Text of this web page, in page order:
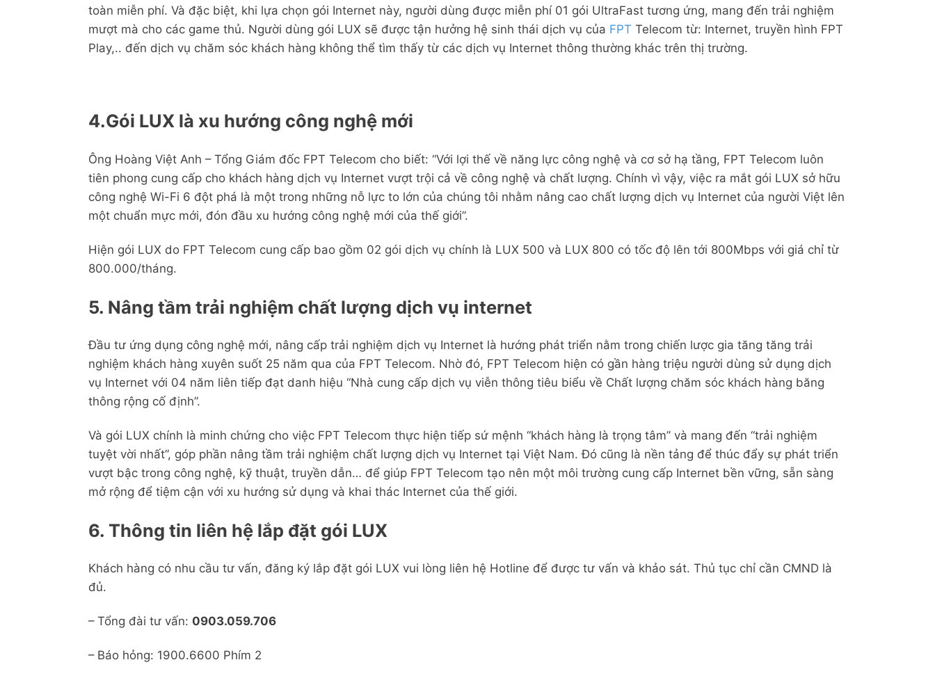
toàn miễn phí. Và đặc biệt, khi lựa chọn gói Internet này, người dùng được miễn phí 01 gói UltraFast tương ứng, mang đến trải nghiệm
mượt mà cho các game thủ. Người dùng gói LUX sẽ được tận hưởng hệ sinh thái dịch vụ của FPT Telecom từ: Internet, truyền hình FPT
Play,.. đến dịch vụ chăm sóc khách hàng không thể tìm thấy từ các dịch vụ Internet thông thường khác trên thị trường.
4.Gói LUX là xu hướng công nghệ mới
Ông Hoàng Việt Anh – Tổng Giám đốc FPT Telecom cho biết: “Với lợi thế về năng lực công nghệ và cơ sở hạ tầng, FPT Telecom luôn
tiên phong cung cấp cho khách hàng dịch vụ Internet vượt trội cả về công nghệ và chất lượng. Chính vì vậy, việc ra mắt gói LUX sở hữu
công nghệ Wi-Fi 6 đột phá là một trong những nỗ lực to lớn của chúng tôi nhằm nâng cao chất lượng dịch vụ Internet của người Việt lên
một chuẩn mực mới, đón đầu xu hướng công nghệ mới của thế giới”.
Hiện gói LUX do FPT Telecom cung cấp bao gồm 02 gói dịch vụ chính là LUX 500 và LUX 800 có tốc độ lên tới 800Mbps với giá chỉ từ
800.000/tháng.
5. Nâng tầm trải nghiệm chất lượng dịch vụ internet
Đầu tư ứng dụng công nghệ mới, nâng cấp trải nghiệm dịch vụ Internet là hướng phát triển nằm trong chiến lược gia tăng tăng trải
nghiệm khách hàng xuyên suốt 25 năm qua của FPT Telecom. Nhờ đó, FPT Telecom hiện có gần hàng triệu người dùng sử dụng dịch
vụ Internet với 04 năm liên tiếp đạt danh hiệu “Nhà cung cấp dịch vụ viễn thông tiêu biểu về Chất lượng chăm sóc khách hàng băng
thông rộng cố định”.
Và gói LUX chính là minh chứng cho việc FPT Telecom thực hiện tiếp sứ mệnh “khách hàng là trọng tâm” và mang đến “trải nghiệm
tuyệt vời nhất”, góp phần nâng tầm trải nghiệm chất lượng dịch vụ Internet tại Việt Nam. Đó cũng là nền tảng để thúc đẩy sự phát triển
vượt bậc trong công nghệ, kỹ thuật, truyền dẫn… để giúp FPT Telecom tạo nên một môi trường cung cấp Internet bền vững, sẵn sàng
mở rộng để tiệm cận với xu hướng sử dụng và khai thác Internet của thế giới.
6. Thông tin liên hệ lắp đặt gói LUX
Khách hàng có nhu cầu tư vấn, đăng ký lắp đặt gói LUX vui lòng liên hệ Hotline để được tư vấn và khảo sát. Thủ tục chỉ cần CMND là
đủ.
– Tổng đài tư vấn: 0903.059.706
– Báo hỏng: 1900.6600 Phím 2